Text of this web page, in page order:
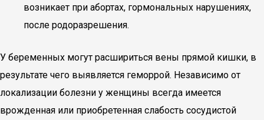
возникает при абортах, гормональных нарушениях,
после родоразрешения.
У беременных могут расшириться вены прямой кишки, в
результате чего выявляется геморрой. Независимо от
локализации болезни у женщины всегда имеется
врожденная или приобретенная слабость сосудистой